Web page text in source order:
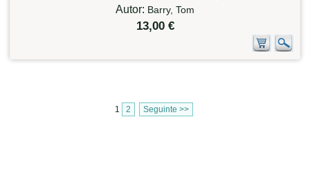
Autor: Barry, Tom
13,00 €
1 2 Seguinte >>